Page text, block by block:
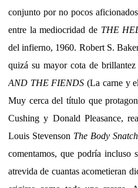
conjunto por no pocos
entre la mediocridad de THE
del infierno, 1960. Robert S.
quizá su mayor cota de brillantez
AND THE FIENDS(La carne y
Muy cerca del título que
Cushing y Donald Pleasance,
Louis Stevenson The Body
comentamos, que podría incluso
atrevida de cuantas acometieran